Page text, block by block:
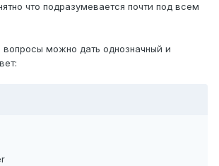
что подразумевается почти под всем
вопросы можно дать однозначный и